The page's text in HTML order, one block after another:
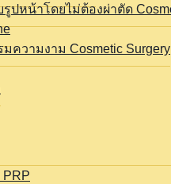
รูปหน้าโดยไม่ต้องผ่าตัด
ความงาม Cosmetic Surgery